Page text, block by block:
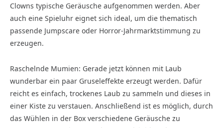
Clowns typische Geräusche aufgenommen werden. Aber
auch eine Spieluhr eignet sich ideal, um die thematisch
passende Jumpscare oder Horror-Jahrmarktstimmung zu
erzeugen.
Raschelnde Mumien: Gerade jetzt können mit Laub
wunderbar ein paar Gruseleffekte erzeugt werden. Dafür
reicht es einfach, trockenes Laub zu sammeln und dieses in
einer Kiste zu verstauen. Anschließend ist es möglich, durch
das Wühlen in der Box verschiedene Geräusche zu